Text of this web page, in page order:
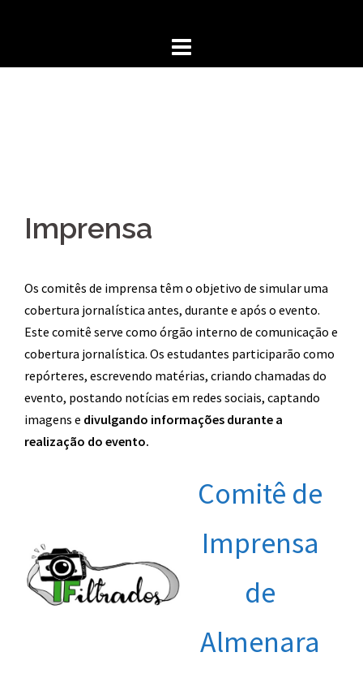
Imprensa
Os comitês de imprensa têm o objetivo de simular uma
cobertura jornalística antes, durante e após o evento.
Este comitê serve como órgão interno de comunicação e
cobertura jornalística. Os estudantes participarão como
repórteres, escrevendo matérias, criando chamadas do
evento, postando notícias em redes sociais, captando
imagens e divulgando informações durante a
realização do evento.
Comitê de
Imprensa
de
Almenara